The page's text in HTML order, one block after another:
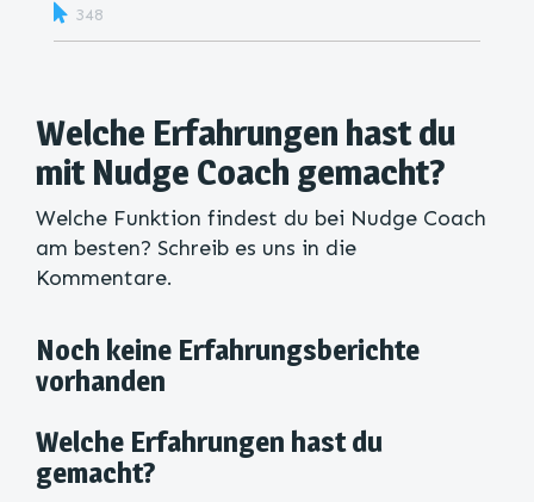
348
Welche Erfahrungen hast du
mit Nudge Coach gemacht?
Welche Funktion findest du bei Nudge Coach
am besten? Schreib es uns in die
Kommentare.
Noch keine Erfahrungsberichte
vorhanden
Welche Erfahrungen hast du
gemacht?